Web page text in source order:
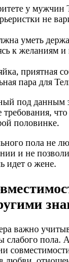
у мужчин
не
уметь
к желаниям и
приятная
пара для
под данным
половинке.
пола не
и не
идет о жене.
важно
слабого пола.